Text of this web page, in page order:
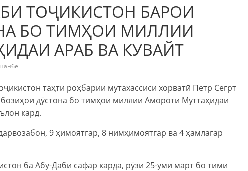
ТОҶИКИСТОН БАРОИ
БО ТИМҲОИ МИЛЛИИ
АРАБ ВА КУВАЙТ
таҳти роҳбарии мутахассиси хорватӣ Петр Сегрт
дӯстона бо тимҳои миллии Амороти Муттаҳидаи
кард.
9 ҳимоятгар, 8 нимҳимоятгар ва 4 ҳамлагар
ба Абу-Даби сафар карда, рӯзи 25-уми март бо тими